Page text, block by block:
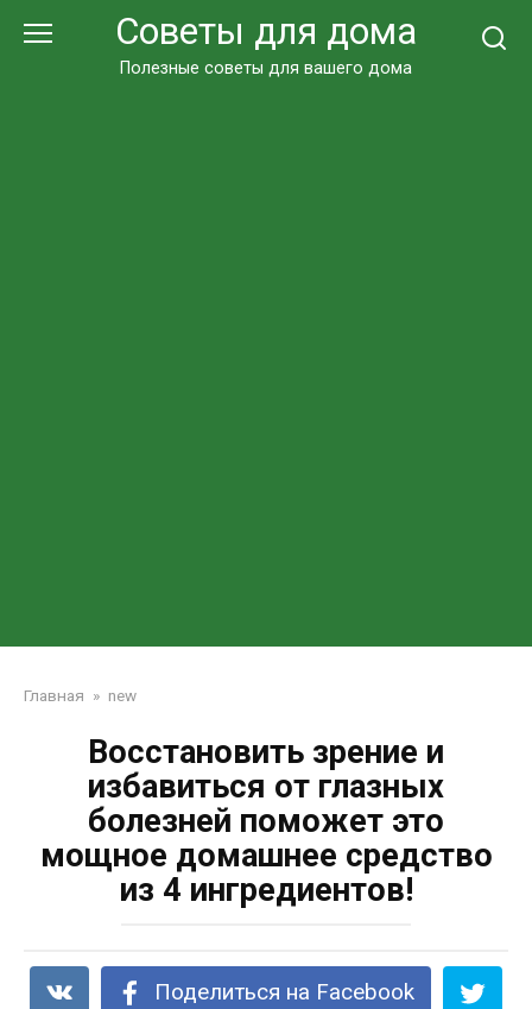
Советы для дома
Полезные советы для вашего дома
Главная » new
Восстановить зрение и
избавиться от глазных
болезней поможет это
мощное домашнее средство
из 4 ингредиентов!
Поделиться на Facebook